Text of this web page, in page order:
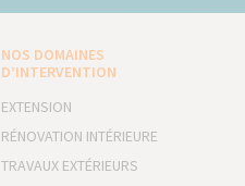
NOS DOMAINES
D’INTERVENTION
EXTENSION
RÉNOVATION INTÉRIEURE
TRAVAUX EXTÉRIEURS